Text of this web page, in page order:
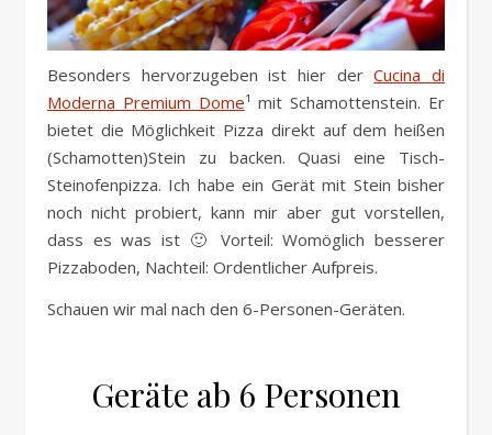
Besonders hervorzugeben ist hier derCucina di
Moderna Premium Dome¹ mit Schamottenstein. Er
bietet die Möglichkeit Pizza direkt auf dem heißen
(Schamotten)Stein zu backen. Quasi eine Tisch-
Steinofenpizza. Ich habe ein Gerät mit Stein bisher
noch nicht probiert, kann mir aber gut vorstellen,
dass es was ist 🙂 Vorteil: Womöglich besserer
Pizzaboden, Nachteil: Ordentlicher Aufpreis.
Schauen wir mal nach den 6-Personen-Geräten.
Geräte ab 6 Personen